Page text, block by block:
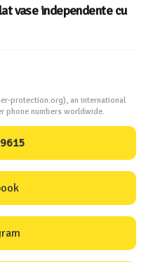
vase independente cu
protection.org), an international
phone numbers worldwide.